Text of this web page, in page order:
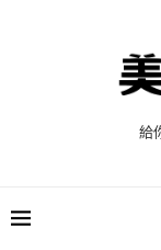
給